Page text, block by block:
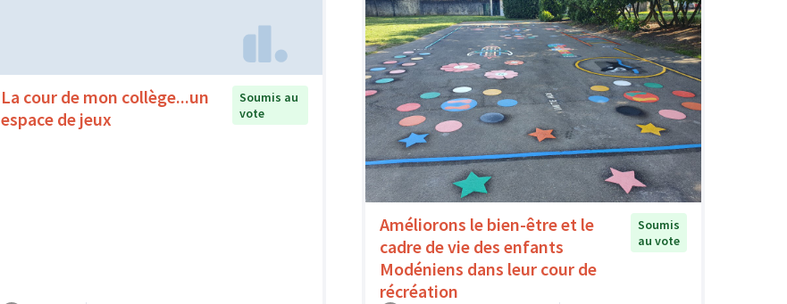
La cour de mon collège...un
espace de jeux
Soumis au
vote
Améliorons le bien-être et le
cadre de vie des enfants
Modéniens dans leur cour de
récréation
Soumis
au vote